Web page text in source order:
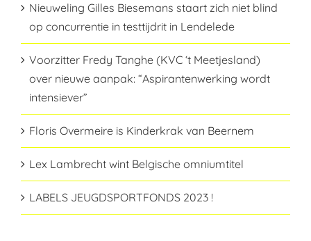
Nieuweling Gilles Biesemans staart zich niet blind
op concurrentie in testtijdrit in Lendelede
Voorzitter Fredy Tanghe (KVC ‘t Meetjesland)
over nieuwe aanpak: “Aspirantenwerking wordt
intensiever”
Floris Overmeire is Kinderkrak van Beernem
Lex Lambrecht wint Belgische omniumtitel
LABELS JEUGDSPORTFONDS 2023 !